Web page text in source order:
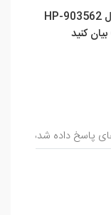
پرسش خود را درباره ( باتری لیتیومی مدل HP-903562
پاسخ داده شده